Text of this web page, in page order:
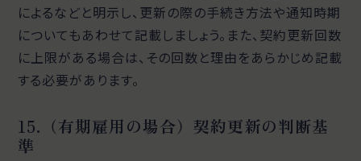
によるなどと明示し、更新の際の手続き方法や通知時期
についてもあわせて記載しましょう。また、契約更新回数
に上限がある場合は、その回数と理由をあらかじめ記載
する必要があります。
15.（有期雇用の場合）契約更新の判断基
準